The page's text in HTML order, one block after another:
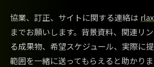
協業、訂正、サイトに関する連絡は
までお願いします。背景資料、関連リ
る成果物、希望スケジュール、実際に
範囲を一緒に送ってもらえると助かりま